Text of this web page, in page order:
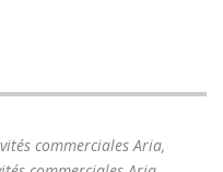
commerciales Aria,